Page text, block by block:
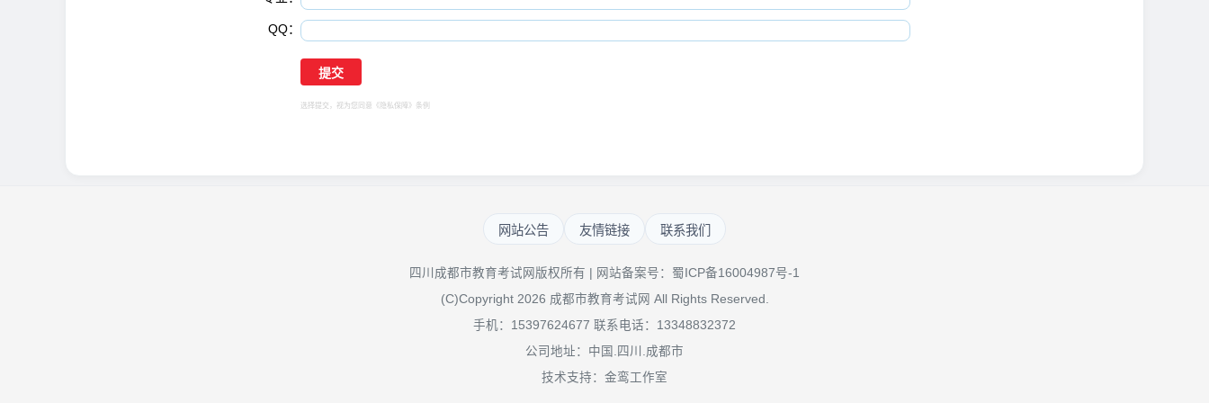
QQ：
选择提交，视为您同意 《隐私保障》 条例
网站公告 友情链接 联系我们
四川成都市教育考试网版权所有 | 网站备案号： 蜀ICP备16004987号-1
(C)Copyright 2026 成都市教育考试网 All Rights Reserved.
手机：15397624677 联系电话：13348832372
公司地址：中国.四川.成都市
技术支持：金鸾工作室